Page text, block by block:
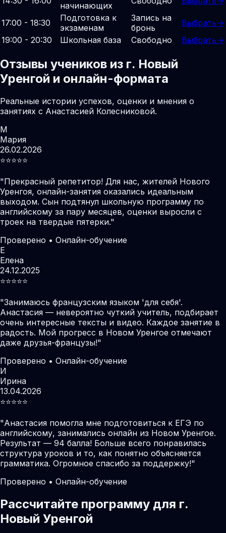
начинающих
17:00 - 18:30
Подготовка к
экзаменам
Запись на
бронь
Выбрать→
19:00 - 20:30
Школьная база Свободно Выбрать→
Отзывы учеников из г. Новый
Уренгой и онлайн-формата
Реальные истории успехов, оценки и мнения о
занятиях с Анастасией Колесниковой.
М
Мария
26.02.2026
⭐️⭐️⭐️⭐️⭐️
"Прекрасный репетитор! Для нас, жителей Нового
Уренгоя, онлайн-занятия оказались идеальным
выходом. Сын подтянул школьную программу по
английскому за пару месяцев, оценки выросли с
троек на твердые пятерки."
Проверено • Онлайн-обучение
Е
Елена
24.12.2025
⭐️⭐️⭐️⭐️⭐️
"Занимаюсь французским языком 'для себя'.
Анастасия — невероятно чуткий учитель, подбирает
очень интересные тексты и видео. Каждое занятие в
радость. Мой прогресс в Новом Уренгое отмечают
даже друзья-французы!"
Проверено • Онлайн-обучение
И
Ирина
13.04.2026
⭐️⭐️⭐️⭐️⭐️
"Анастасия помогла мне подготовиться к ЕГЭ по
английскому, занимались онлайн из Новом Уренгое.
Результат — 94 балла! Больше всего понравилась
структура уроков и то, как понятно объясняется
грамматика. Огромное спасибо за поддержку!"
Проверено • Онлайн-обучение
Рассчитайте программу для г.
Новый Уренгой